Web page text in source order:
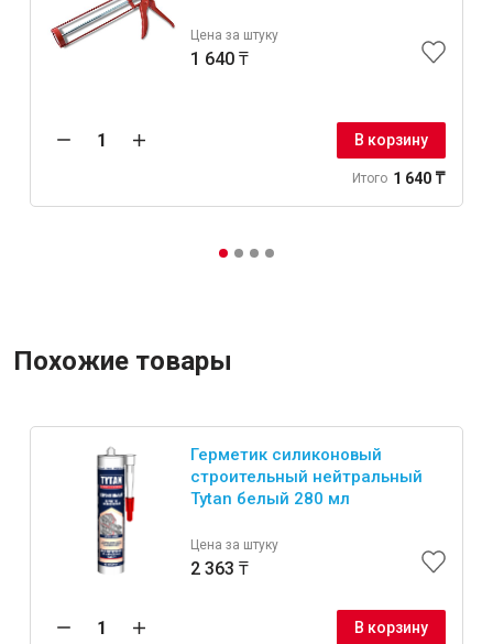
Цена за штуку
1 640 ₸
В корзину
Итого 1 640 ₸
Похожие товары
Герметик силиконовый
строительный нейтральный
Tytan белый 280 мл
Цена за штуку
2 363 ₸
В корзину